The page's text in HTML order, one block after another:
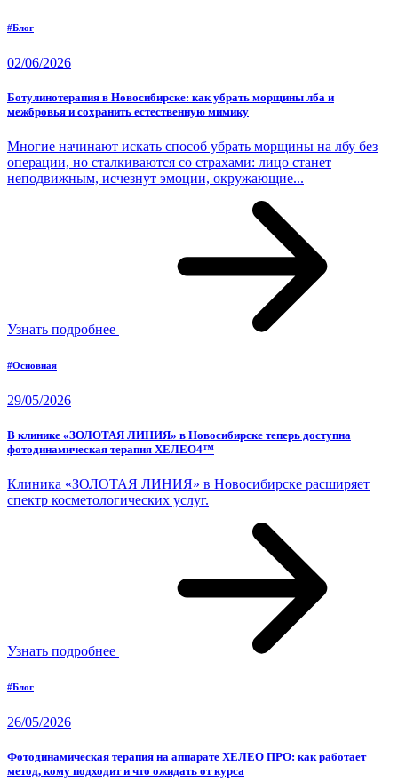
#Блог
02/06/2026
Ботулинотерапия в Новосибирске: как убрать морщины лба и
межбровья и сохранить естественную мимику
Многие начинают искать способ убрать морщины на лбу без
операции, но сталкиваются со страхами: лицо станет
неподвижным, исчезнут эмоции, окружающие...
Узнать подробнее
#Основная
29/05/2026
В клинике «ЗОЛОТАЯ ЛИНИЯ» в Новосибирске теперь доступна
фотодинамическая терапия ХЕЛЕО4™
Клиника «ЗОЛОТАЯ ЛИНИЯ» в Новосибирске расширяет
спектр косметологических услуг.
Узнать подробнее
#Блог
26/05/2026
Фотодинамическая терапия на аппарате ХЕЛЕО ПРО: как работает
метод, кому подходит и что ожидать от курса